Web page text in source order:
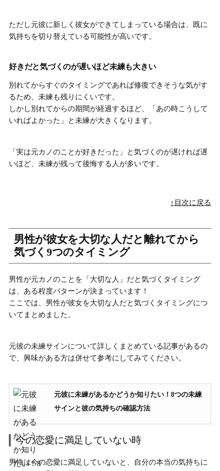
ただし元彼に新しく彼女ができてしまっている場合は、
既に
気持ちを切り替えている可能性が高いです。
好きだと気づくのが遅いほど未練も大きい
別れてからすぐのタイミングであれば修復できそうな気がす
るため、未練も残りにくいです。
しかし別れてからの期間が経過するほど、
「あの時こうして
いればよかった」と未練が大きくなります。
「実は元カノのことが好きだった」と気づくのが遅ければ遅
いほど、 未練が残って後悔する人が多いです。
↑目次に戻る
男性が彼女を大切な人だと離れてから
気づく9つのタイミング
男性が元カノのことを「大切な人」だと気づくタイミング
は、ある程度パターンが決まっています！
ここでは、 男性が彼女を大切な人だと気づくタイミングにつ
いてまとめました。
元彼の未練サインについて詳しくまとめている記事があるの
で、興味がある方は併せて参考にしてみてください。
元彼に未練があるかどうか知りたい！8つの未練
サインと彼の気持ちの確認方法
今の恋愛に満足していない時
男性は今の恋愛に満足していないと、
自分の本当の気持ちに